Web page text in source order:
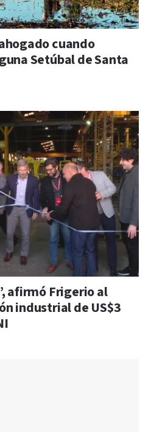
cuando
Setúbal de Santa
afirmó Frigerio al
industrial de US$3